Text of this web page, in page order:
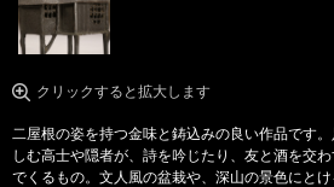
クリックすると拡大します
二屋根の姿を持つ金味と鋳込みの良い作品です
しむ高士や隠者が、詩を吟じたり、友と酒を交
でくるもの。文人風の盆栽や、深山の景色にと